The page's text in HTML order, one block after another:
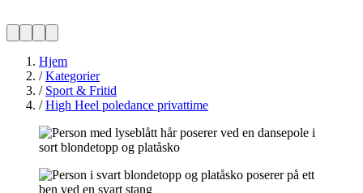
Hjem
/Kategorier
/ Sport & Fritid
/High Heel poledance privattime